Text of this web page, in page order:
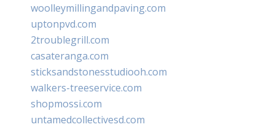
woolleymillingandpaving.com
uptonpvd.com
2troublegrill.com
casateranga.com
sticksandstonesstudiooh.com
walkers-treeservice.com
shopmossi.com
untamedcollectivesd.com